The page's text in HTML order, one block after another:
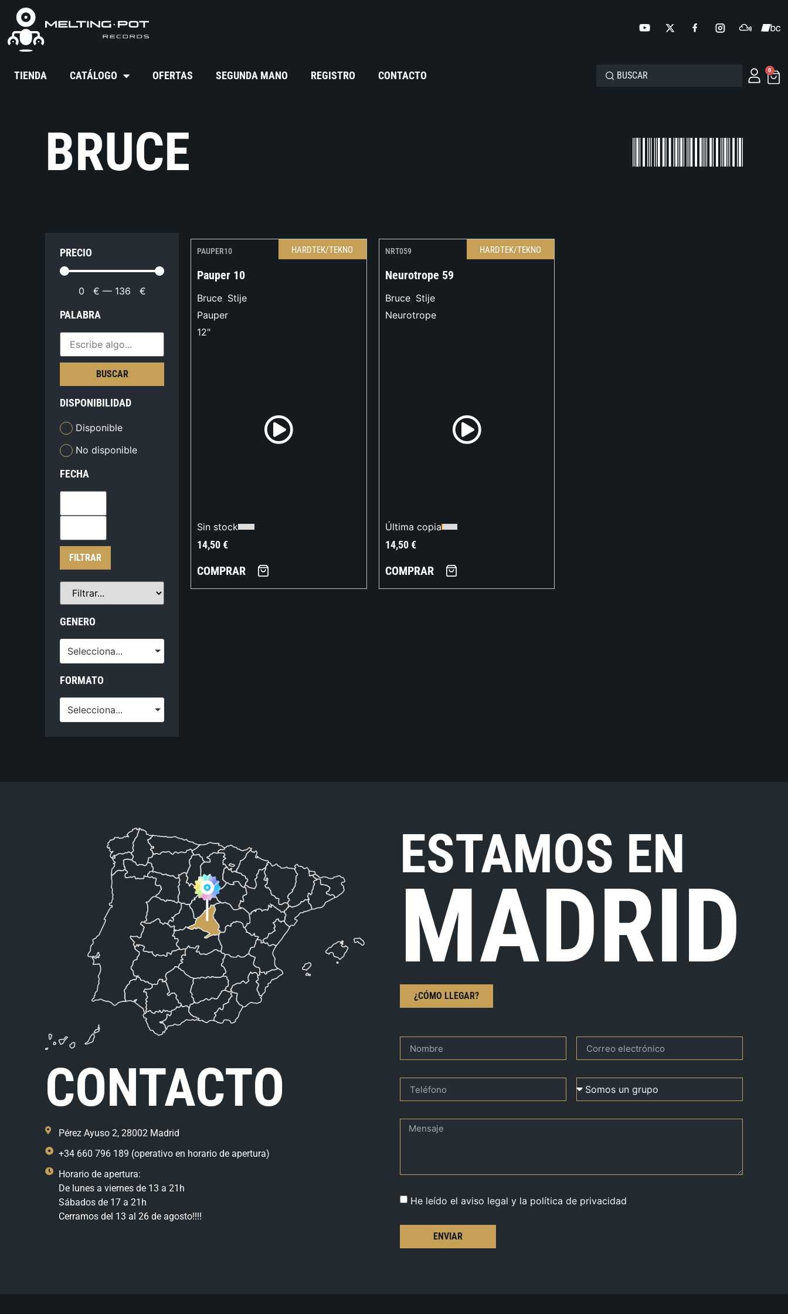
TIENDA CATÁLOGO OFERTAS SEGUNDA MANO REGISTRO CONTACTO 0
BRUCE
PRECIO
0 € — 136 €
PALABRA
BUSCAR
DISPONIBILIDAD
Disponible
No disponible
FECHA
FILTRAR
GENERO
Selecciona...
FORMATO
Selecciona...
PAUPER10 HARDTEK/TEKNO
Pauper 10
Bruce, Stije
Pauper
12"
Sin stock
14,50€
COMPRAR
NRT059 HARDTEK/TEKNO
Neurotrope 59
Bruce, Stije
Neurotrope
Última copia
14,50€
COMPRAR
CONTACTO
Pérez Ayuso 2, 28002 Madrid
+34 660 796 189 (operativo en horario de apertura)
Horario de apertura:
De lunes a viernes de 13 a 21h
Sábados de 17 a 21h
Cerramos del 13 al 26 de agosto!!!!
ESTAMOS EN
MADRID
¿CÓMO LLEGAR?
He leído el aviso legal y la política de privacidad
ENVIAR